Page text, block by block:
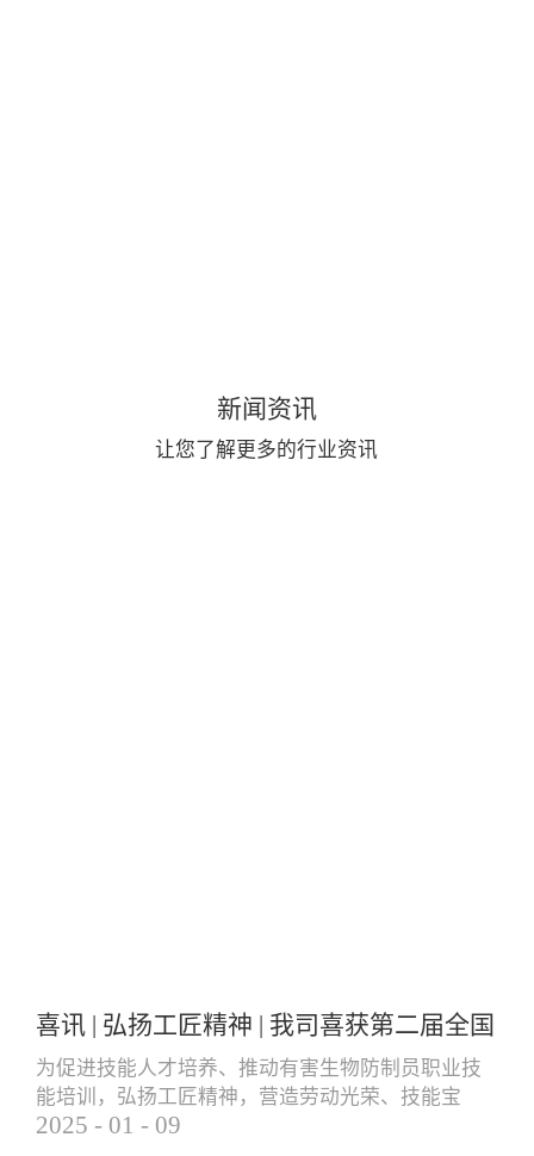
新闻资讯
让您了解更多的行业资讯
喜讯 | 弘扬工匠精神 | 我司喜获第二届全国
有害生物防制员职业技能大赛团体三等奖
个人一等奖
为促进技能人才培养、推动有害生物防制员职业技
能培训，弘扬工匠精神，营造劳动光荣、技能宝
贵、创造伟大的社会风气，更好地服务就业创业和
2025 - 01 - 09